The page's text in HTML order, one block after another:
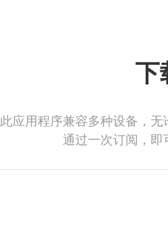
下
此应用程序兼容多种设备，无
通过一次订阅，即